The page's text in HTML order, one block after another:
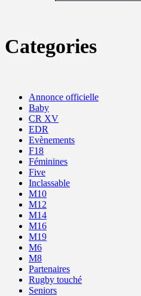
Categories
Annonce officielle
Baby
CR XV
EDR
Evènements
F18
Féminines
Five
Inclassable
M10
M12
M14
M16
M19
M6
M8
Partenaires
Rugby touché
Seniors